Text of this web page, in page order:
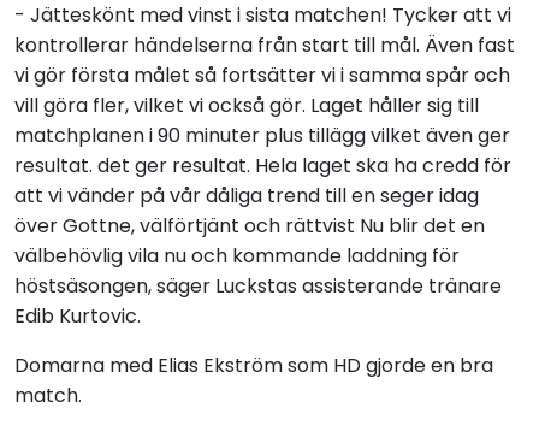
- Jätteskönt med vinst i sista matchen! Tycker att vi
kontrollerar händelserna från start till mål. Även fast
vi gör första målet så fortsätter vi i samma spår och
vill göra fler, vilket vi också gör. Laget håller sig till
matchplanen i 90 minuter plus tillägg vilket även ger
resultat. det ger resultat. Hela laget ska ha credd för
att vi vänder på vår dåliga trend till en seger idag
över Gottne, välförtjänt och rättvist Nu blir det en
välbehövlig vila nu och kommande laddning för
höstsäsongen, säger Luckstas assisterande tränare
Edib Kurtovic.
Domarna med Elias Ekström som HD gjorde en bra
match.